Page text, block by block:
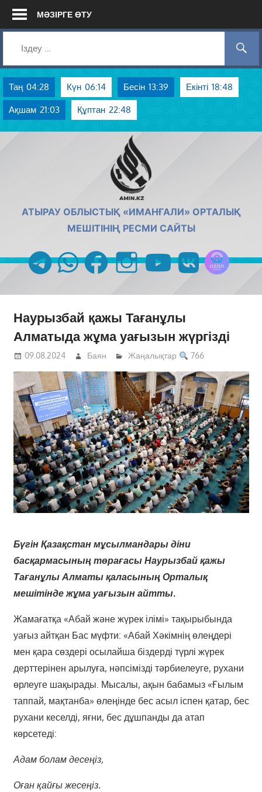
Skip
МӘЗІРГЕ ӨТУ
Таң 04:28 Күн 06:14 Бесін 13:39 Екінті 18:48
Ақшам 21:03 Құптан 22:48
АТЫРАУ ОБЛЫСТЫҚ «ИМАНҒАЛИ» ОРТАЛЫҚ
МЕШІТІНІҢ РЕСМИ САЙТЫ
telegramwhatsappfacebookinstagramyoutubevk
Наурызбай қажы Тағанұлы
Алматыда жұма уағызын жүргізді
09.08.2024 Баян Жаңалықтар 766
Бүгін Қазақстан мұсылмандары діни
басқармасының төрағасы Наурызбай қажы
Тағанұлы Алматы қаласының Орталық
мешітінде жұма уағызын айтты.
Жамағатқа «Абай және жүрек ілімі» тақырыбында
уағыз айтқан Бас мүфти: «Абай Хәкімнің өлеңдері
мен қара сөздері осылайша біздерді түрлі жүрек
дерттерінен арылуға, нәпсімізді тәрбиелеуге, рухани
өрлеуге шақырады. Мысалы, ақын бабамыз «Ғылым
таппай, мақтанба» өлеңінде бес асыл іспен қатар, бес
рухани кеселді, яғни, бес дұшпанды да атап
көрсетеді:
Адам болам десеңіз,
Оған қайғы жесеңіз.